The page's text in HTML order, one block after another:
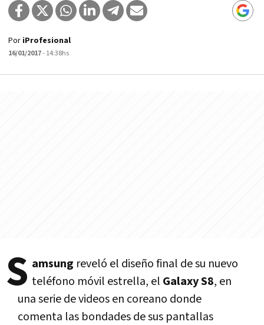
Por iProfesional
16/01/2017- 14:38hs
S amsung reveló el diseño final de su nuevo
teléfono móvil estrella, el Galaxy S8, en
una serie de videos en coreano donde
comenta las bondades de sus pantallas